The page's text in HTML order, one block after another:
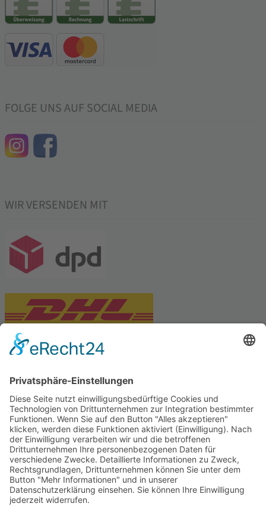
FOLGE UNS AUF SOCIAL MEDIA
WIR VERSENDEN MIT
Tekal – Textile Lebensqualität
Exklusive moderne & Orientteppiche
Feuerwerk XXL
Pyrotechnik online bestellen
© Stadtmühle Waldenbuch 2026